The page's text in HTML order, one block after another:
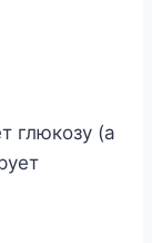
глюкозу (а